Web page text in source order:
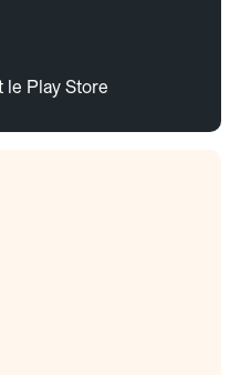
le Play Store